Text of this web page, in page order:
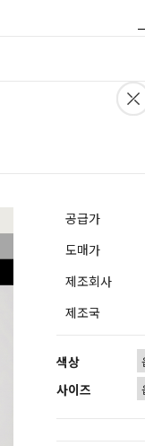
공급가
도매가
제조회사
제조국
색상
사이즈